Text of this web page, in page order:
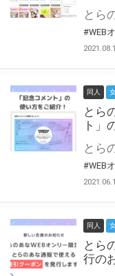
#WEB
同人
とら
ト」
#WEB
同人
とら
行の